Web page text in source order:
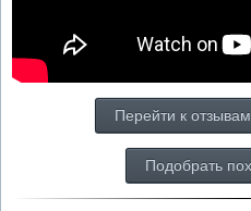
Перейти к
Подобрать